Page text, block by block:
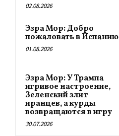
02.08.2026
Эзра Мор: Добро
пожаловать в Испанию
01.08.2026
Эзра Мор: У Трампа
игривое настроение,
Зеленский злит
иранцев, а курды
возвращаются в игру
30.07.2026